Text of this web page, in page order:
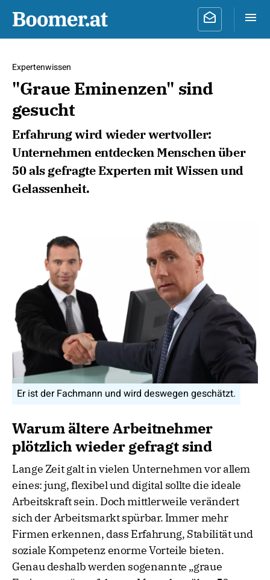
Expertenwissen
"Graue Eminenzen" sind
gesucht
Erfahrung wird wieder wertvoller:
Unternehmen entdecken Menschen über
50 als gefragte Experten mit Wissen und
Gelassenheit.
Er ist der Fachmann und wird deswegen geschätzt.
Warum ältere Arbeitnehmer
plötzlich wieder gefragt sind
Lange Zeit galt in vielen Unternehmen vor allem
eines: jung, flexibel und digital sollte die ideale
Arbeitskraft sein. Doch mittlerweile verändert
sich der Arbeitsmarkt spürbar. Immer mehr
Firmen erkennen, dass Erfahrung, Stabilität und
soziale Kompetenz enorme Vorteile bieten.
Genau deshalb werden sogenannte „graue